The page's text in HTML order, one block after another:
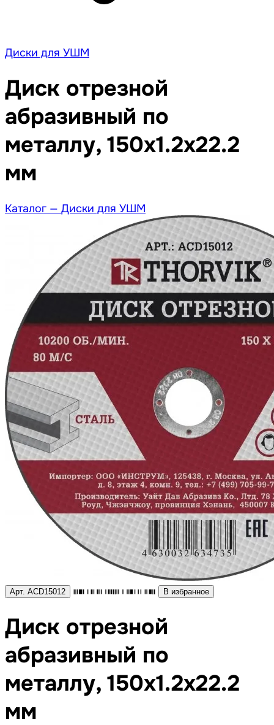
Диски для УШМ
Диск отрезной
абразивный по
металлу, 150х1.2х22.2
мм
Каталог — Диски для УШМ
Арт. ACD15012 В избранное
Диск отрезной
абразивный по
металлу, 150х1.2х22.2
мм